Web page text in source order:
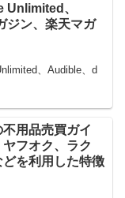
Unlimited、
ジン、楽天マガ
、Audible、d
用品売買ガイ
ヤフオク、ラク
を利用した特徴